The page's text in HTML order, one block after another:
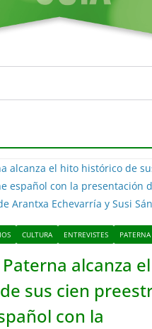
CULTURA ENTREVISTES PATERNA
alcanza
sus cien
con la